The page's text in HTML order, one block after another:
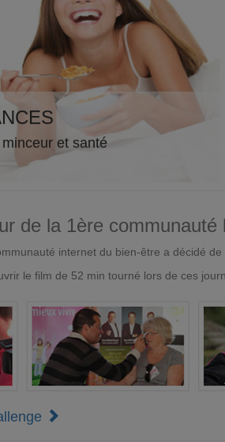
et santé
de la 1ère communauté
internet du bien-être a décidé
le film de 52 min tourné lors de ces